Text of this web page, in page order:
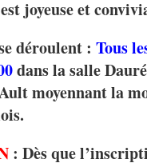
joyeuse et
déroulent : Tous
dans la salle
moyennant la
: Dès que